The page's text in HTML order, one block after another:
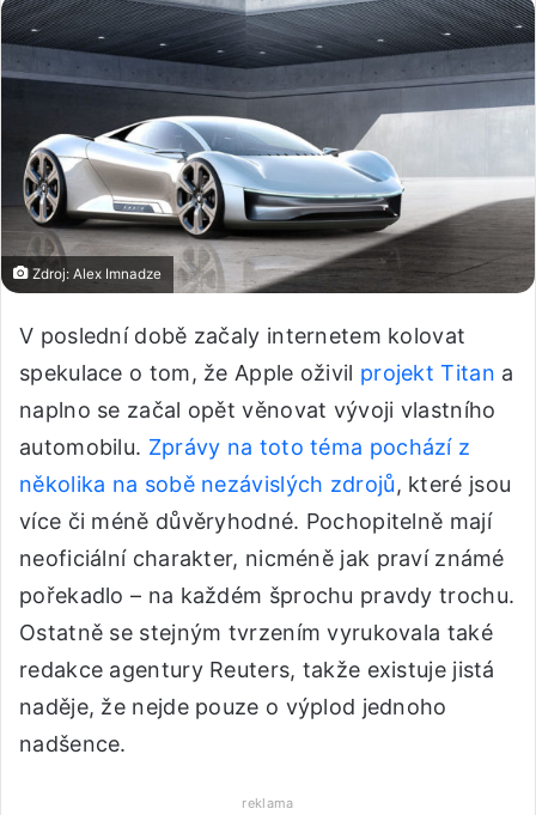
Zdroj: Alex Imnadze
V poslední době začaly internetem kolovat
spekulace o tom, že Apple oživil projekt Titan a
naplno se začal opět věnovat vývoji vlastního
automobilu. Zprávy na toto téma pochází z
několika na sobě nezávislých zdrojů, které jsou
více či méně důvěryhodné. Pochopitelně mají
neoficiální charakter, nicméně jak praví známé
pořekadlo – na každém šprochu pravdy trochu.
Ostatně se stejným tvrzením vyrukovala také
redakce agentury Reuters, takže existuje jistá
naděje, že nejde pouze o výplod jednoho
nadšence.
reklama